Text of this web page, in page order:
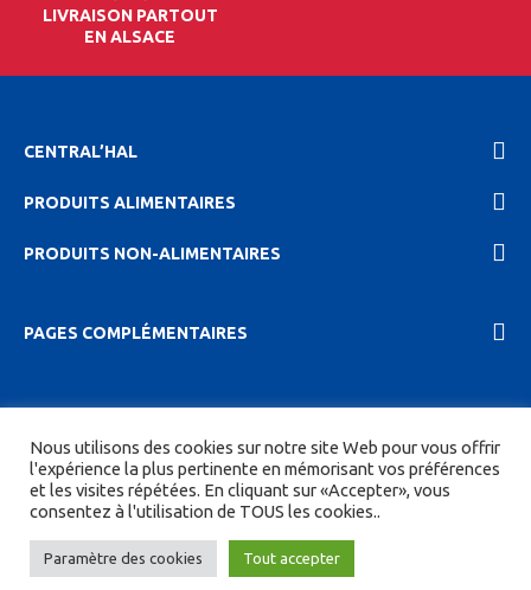
LIVRAISON PARTOUT
EN ALSACE
CENTRAL’HAL
PRODUITS ALIMENTAIRES
PRODUITS NON-ALIMENTAIRES
PAGES COMPLÉMENTAIRES
confidentionalité| CGV| Tous droits réservés.
Site réalisé parDIGITICS etJoan HAEGELE
Nous utilisons des cookies sur notre site Web pour vous offrir
l'expérience la plus pertinente en mémorisant vos préférences
et les visites répétées. En cliquant sur «Accepter», vous
consentez à l'utilisation de TOUS les cookies..
Paramètre des cookies Tout accepter